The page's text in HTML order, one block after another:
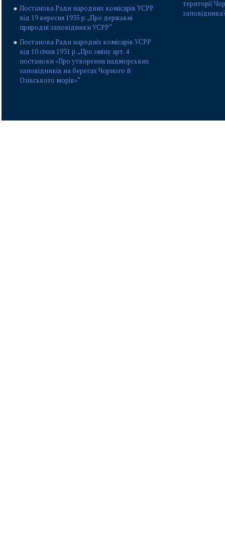
Постанова Ради народних комісарів УСРР
від 19 вересня 1935 р. „Про державні
природні заповідники УСРР“
Постанова Ради народніх комісарів УСРР
від 10 січня 1931 р. „Про зміну арт. 4
постанови «Про утворення надморських
заповідників на берегах Чорного й
Озівського морів»“
території